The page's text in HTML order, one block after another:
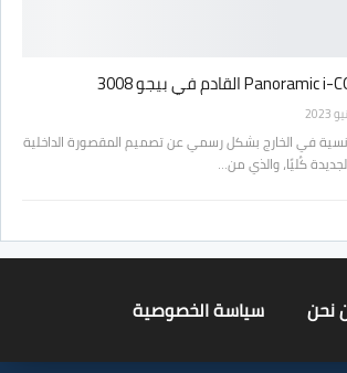
في الخارج بشكل رسمي عن تصميم المقصورة الداخلية
نحن سياسة الخصوصية